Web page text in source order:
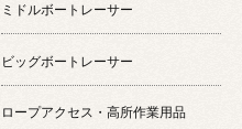
ミドルボートレーサー
ビッグボートレーサー
ロープアクセス・高所作業用品